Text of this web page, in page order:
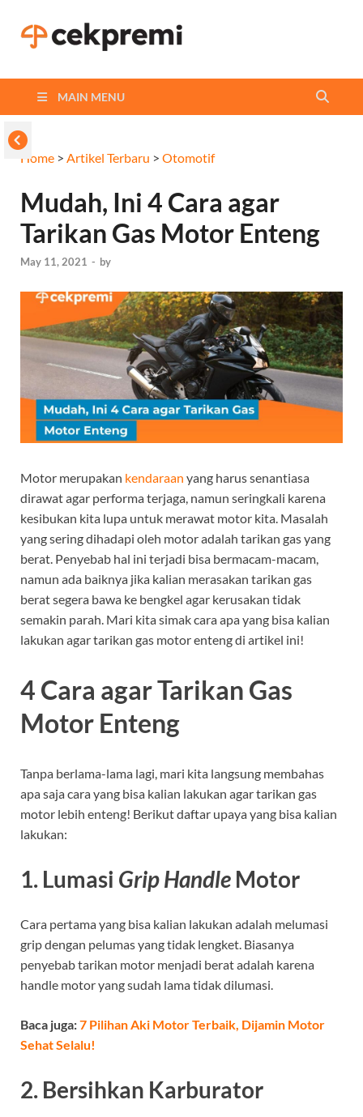
MAIN MENU
Home > Artikel Terbaru > Otomotif
Mudah, Ini 4 Cara agar
Tarikan Gas Motor Enteng
May 11, 2021 - by
Motor merupakan kendaraan yang harus senantiasa
dirawat agar performa terjaga, namun seringkali karena
kesibukan kita lupa untuk merawat motor kita. Masalah
yang sering dihadapi oleh motor adalah tarikan gas yang
berat. Penyebab hal ini terjadi bisa bermacam-macam,
namun ada baiknya jika kalian merasakan tarikan gas
berat segera bawa ke bengkel agar kerusakan tidak
semakin parah. Mari kita simak cara apa yang bisa kalian
lakukan agar tarikan gas motor enteng di artikel ini!
4 Cara agar Tarikan Gas
Motor Enteng
Tanpa berlama-lama lagi, mari kita langsung membahas
apa saja cara yang bisa kalian lakukan agar tarikan gas
motor lebih enteng! Berikut daftar upaya yang bisa kalian
lakukan:
1. Lumasi Grip Handle Motor
Cara pertama yang bisa kalian lakukan adalah melumasi
grip dengan pelumas yang tidak lengket. Biasanya
penyebab tarikan motor menjadi berat adalah karena
handle motor yang sudah lama tidak dilumasi.
Baca juga:7 Pilihan Aki Motor Terbaik, Dijamin Motor
Sehat Selalu!
2. Bersihkan Karburator